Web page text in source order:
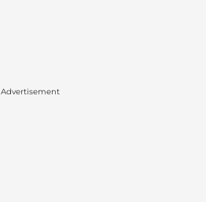
Advertisement